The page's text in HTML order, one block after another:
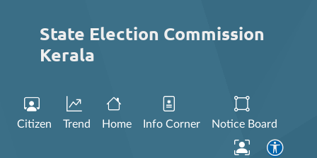
State Election Commission
Kerala
Citizen Trend Home Info Corner Notice Board